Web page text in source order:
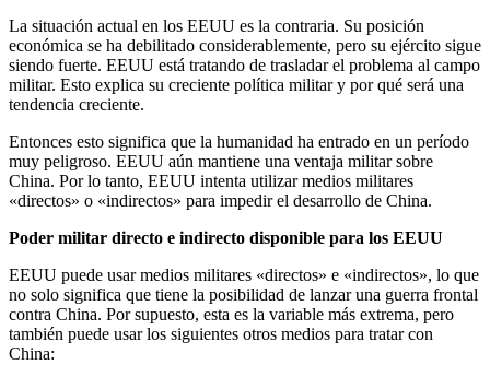
La situación actual en los EEUU es la contraria. Su posición
económica se ha debilitado considerablemente, pero su ejército sigue
siendo fuerte. EEUU está tratando de trasladar el problema al campo
militar. Esto explica su creciente política militar y por qué será una
tendencia creciente.
Entonces esto significa que la humanidad ha entrado en un período
muy peligroso. EEUU aún mantiene una ventaja militar sobre
China. Por lo tanto, EEUU intenta utilizar medios militares
«directos» o «indirectos» para impedir el desarrollo de China.
Poder militar directo e indirecto disponible para los EEUU
EEUU puede usar medios militares «directos» e «indirectos», lo que
no solo significa que tiene la posibilidad de lanzar una guerra frontal
contra China. Por supuesto, esta es la variable más extrema, pero
también puede usar los siguientes otros medios para tratar con
China: